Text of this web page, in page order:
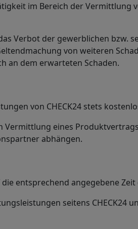
im Bereich der
Verbot der gewerblichen
von weiteren
an dem erwarteten Schaden.
von CHECK24 stets
Vermittlung eines
abhängen.
entsprechend angegebene Zeit
seitens CHECK24